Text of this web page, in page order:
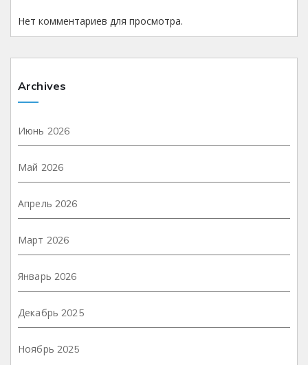
Нет комментариев для просмотра.
Archives
Июнь 2026
Май 2026
Апрель 2026
Март 2026
Январь 2026
Декабрь 2025
Ноябрь 2025